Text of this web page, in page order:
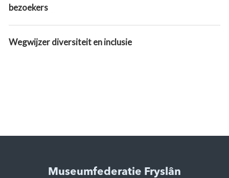
bezoekers
Wegwijzer diversiteit en inclusie
Museumfederatie Fryslân